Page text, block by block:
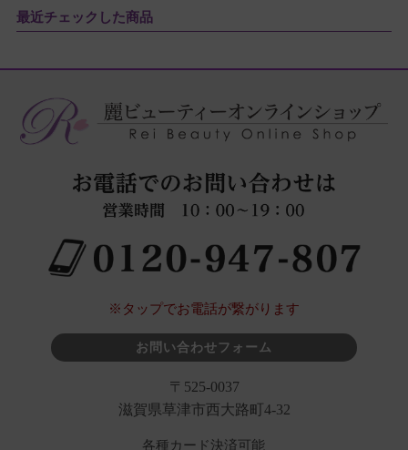
最近チェックした商品
※タップでお電話が繋がります
お問い合わせフォーム
〒525-0037
滋賀県草津市西大路町4-32
各種カード決済可能